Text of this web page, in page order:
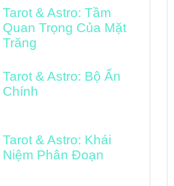
Tarot & Astro: Tầm
Quan Trọng Của Mặt
Trăng
Tarot & Astro: Bộ Ẩn
Chính
Tarot & Astro: Khái
Niệm Phân Đoạn